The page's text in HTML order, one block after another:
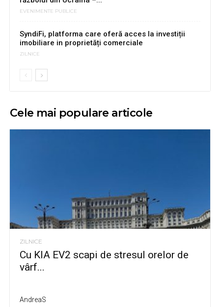
EVENIMENTE PUBLICE
SyndiFi, platforma care oferă acces la investiții
imobiliare in proprietăți comerciale
ZILNICE
Cele mai populare articole
ZILNICE
Cu KIA EV2 scapi de stresul orelor de
vârf...
AndreaS